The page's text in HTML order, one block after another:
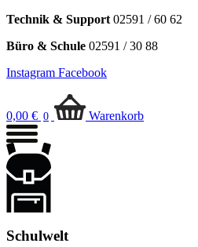
Technik & Support 02591 / 60 62
Büro & Schule 02591 / 30 88
Instagram Facebook
0,00 € 0 Warenkorb
Schulwelt